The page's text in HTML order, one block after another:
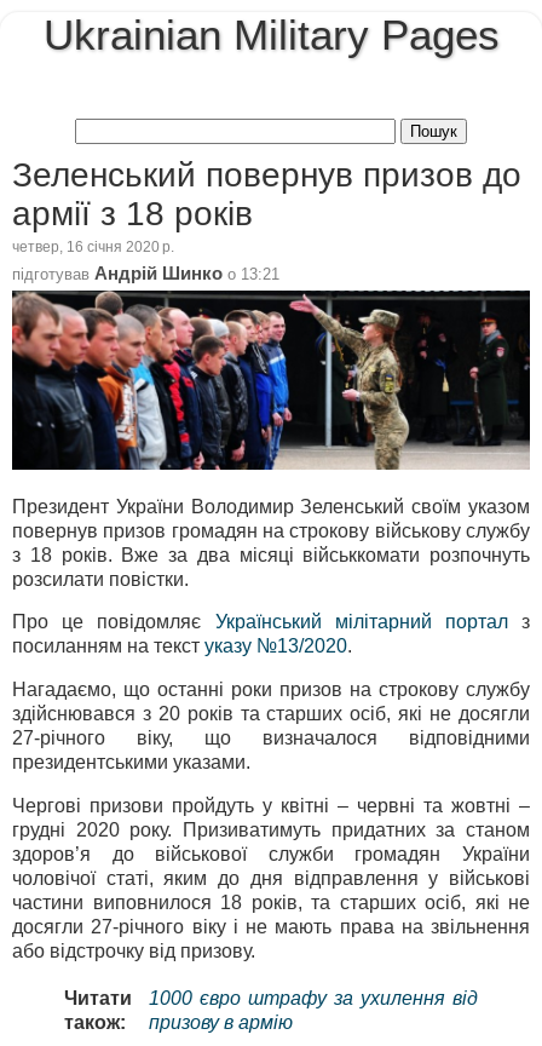
Ukrainian Military Pages
Зеленський повернув призов до
армії з 18 років
четвер, 16 січня 2020 р.
підготував Андрій Шинко о 13:21
Президент України Володимир Зеленський своїм указом
повернув призов громадян на строкову військову службу
з 18 років. Вже за два місяці військкомати розпочнуть
розсилати повістки.
Про це повідомляє Український мілітарний порталз
посиланням на текст указу №13/2020.
Нагадаємо, що останні роки призов на строкову службу
здійснювався з 20 років та старших осіб, які не досягли
27-річного віку, що визначалося відповідними
президентськими указами.
Чергові призови пройдуть у квітні – червні та жовтні –
грудні 2020 року. Призиватимуть придатних за станом
здоров’я до військової служби громадян України
чоловічої статі, яким до дня відправлення у військові
частини виповнилося 18 років, та старших осіб, які не
досягли 27-річного віку і не мають права на звільнення
або відстрочку від призову.
Читати
також:
1000 євро штрафу за ухилення від
призову в армію